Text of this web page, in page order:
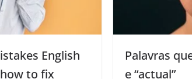
Palavras que confundem: “pretend”
e “actual”